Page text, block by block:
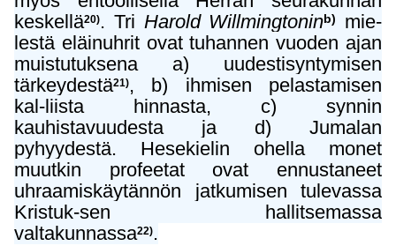
keskellä20). Tri Harold Willmingtoninb)
mie-
lestä eläinuhrit ovat tuhannen vuoden ajan
muistutuksena a) uudestisyntymisen
tärkeydestä21), b) ihmisen pelastamisen
kal-liista hinnasta, c) synnin
kauhistavuudesta ja d) Jumalan
pyhyydestä. Hesekielin ohella monet
muutkin profeetat ovat ennustaneet
uhraamiskäytännön jatkumisen tulevassa
Kristuk-sen hallitsemassa
valtakunnassa22).